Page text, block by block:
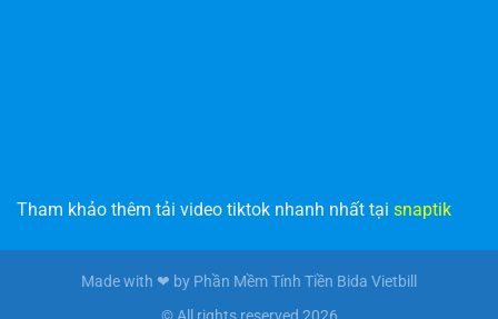
Tham khảo thêm tải video tiktok nhanh nhất tại snaptik
Made with ❤ by Phần Mềm Tính Tiền Bida Vietbill